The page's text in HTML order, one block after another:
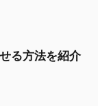
る方法を紹介